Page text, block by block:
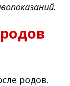
родов.